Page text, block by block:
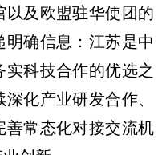
以及欧盟驻华使团的
确信息：江苏是中
科技合作的优选之
化产业研发合作、
善常态化对接交流机